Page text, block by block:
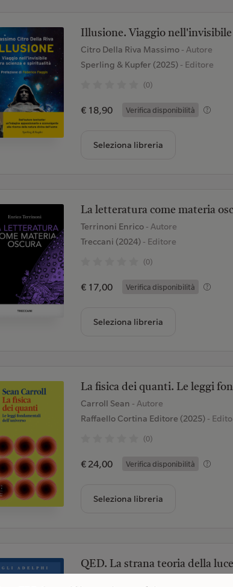
Illusione. Viaggio
Citro Della Riva Massimo - Autore
Sperling & Kupfer (2025)- Editore
(0)
€ 18,90 Verifica disponibilità
Seleziona libreria
La letteratura come materia
Terrinoni Enrico - Autore
Treccani (2024)- Editore
(0)
€ 17,00 Verifica disponibilità
Seleziona libreria
La fisica dei quanti. Le leggi
Carroll Sean - Autore
Raffaello Cortina Editore (2025)-
(0)
€ 24,00 Verifica disponibilità
Seleziona libreria
QED. La strana teoria della